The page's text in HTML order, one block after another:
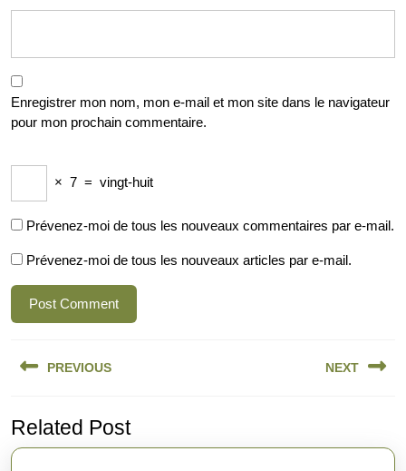
Enregistrer mon nom, mon e-mail et mon site dans le navigateur
pour mon prochain commentaire.
× 7 = vingt-huit
Prévenez-moi de tous les nouveaux commentaires par e-mail.
Prévenez-moi de tous les nouveaux articles par e-mail.
de
PREVIOUS
post:
NEXT
Related Post